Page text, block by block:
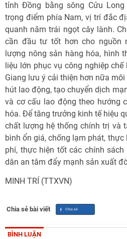
tỉnh Đồng bằng sông Cửu
trọng điểm phía Nam, vị trí đắc
quanh năm trái ngọt cây lành.
cần đầu tư tốt hơn cho nguồn
lượng nông sản hàng hóa, hình
liệu lớn phục vụ công nghiệp
Giang lưu ý cải thiện hơn nữa
hút lao động, tạo chuyển dịch
và cơ cấu lao động theo hướng
hóa. Để tăng trưởng kinh tế hiệu
chất lượng hệ thống chính trị và
bình ổn giá, chống lạm phát,
phí, thực hiện tốt các chính
dân an tâm đẩy mạnh sản xuất
MINH TRÍ (TTXVN)
Chia sẻ bài viết
BÌNH LUẬN